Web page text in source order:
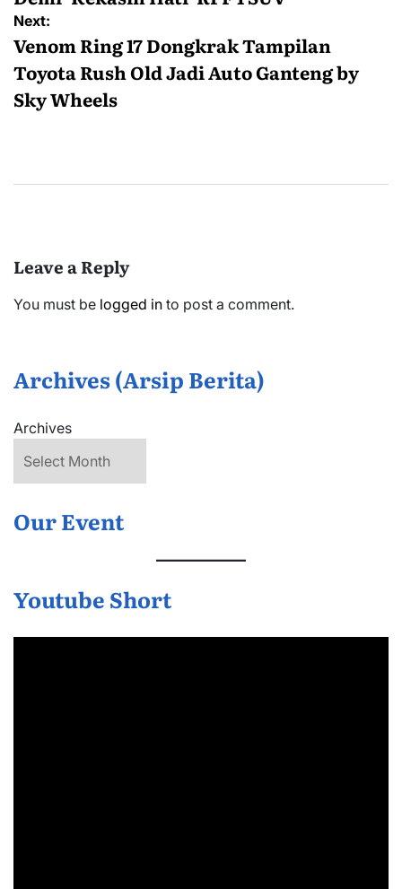
Next:
Venom Ring 17 Dongkrak Tampilan
Toyota Rush Old Jadi Auto Ganteng by
Sky Wheels
Leave a Reply
You must be logged in to post a comment.
Archives (Arsip Berita)
Archives
Our Event
Youtube Short